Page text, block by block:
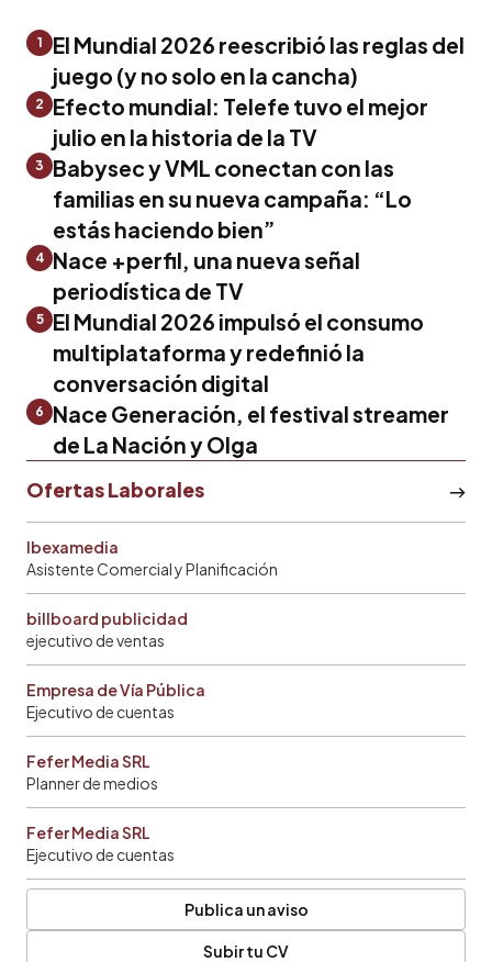
1
El Mundial 2026 reescribió las reglas del
juego (y no solo en la cancha)
2
Efecto mundial: Telefe tuvo el mejor
julio en la historia de la TV
3
Babysec y VML conectan con las
familias en su nueva campaña: “Lo
estás haciendo bien”
4 Nace +perfil, una nueva señal
periodística de TV
5
El Mundial 2026 impulsó el consumo
multiplataforma y redefinió la
conversación digital
6
Nace Generación, el festival streamer
de La Nación y Olga
Ofertas Laborales
Ibexamedia
Asistente Comercial y Planificación
billboard publicidad
ejecutivo de ventas
Empresa de Vía Pública
Ejecutivo de cuentas
Fefer Media SRL
Planner de medios
Fefer Media SRL
Ejecutivo de cuentas
Publica un aviso
Subir tu CV